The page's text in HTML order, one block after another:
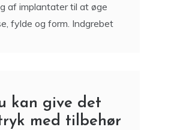
af implantater til at øge
fylde og form. Indgrebet
kan give det
med tilbehør